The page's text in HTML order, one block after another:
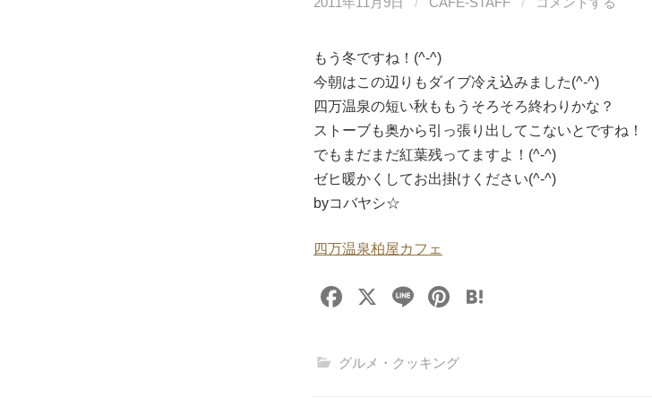
もう冬ですね！(^-^)
今朝はこの辺りもダイブ冷え込みました(^-^)
四万温泉の短い秋ももうそろそろ終わりかな？
ストーブも奥から引っ張り出してこないとですね！
でもまだまだ紅葉残ってますよ！(^-^)
ゼヒ暖かくしてお出掛けください(^-^)
byコバヤシ☆
四万温泉柏屋カフェ
F
c
X
Li
e
Pi
er
グルメ・クッキング